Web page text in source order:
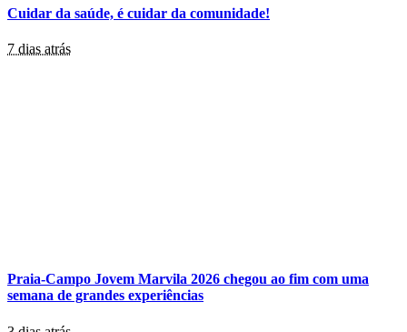
Cuidar da saúde, é cuidar da comunidade!
7 dias atrás
Praia-Campo Jovem Marvila 2026 chegou ao fim com uma
semana de grandes experiências